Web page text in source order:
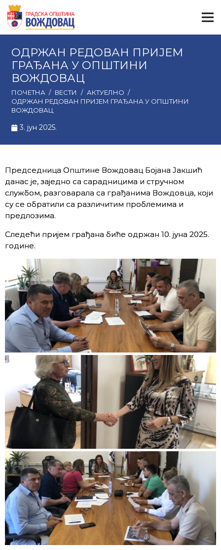
ОДРЖАН РЕДОВАН ПРИЈЕМ
ГРАЂАНА У ОПШТИНИ
ВОЖДОВАЦ
ПОЧЕТНА / ВЕСТИ / АКТУЕЛНО /
ОДРЖАН РЕДОВАН ПРИЈЕМ ГРАЂАНА У ОПШТИНИ
ВОЖДОВАЦ
3. јун 2025.
Председница Општине Вождовац Бојана Јакшић
данас је, заједно са сарадницима и стручном
службом, разговарала са грађанима Вождовца, који
су се обратили са различитим проблемима и
предлозима.
Следећи пријем грађана биће одржан 10. јуна 2025.
године.